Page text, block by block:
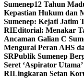
Sumenep12 Tahun
Kepastian Hukum dan
Sumenep: Kejati Jatim
RIEditorial: Menakar
Ancaman Galian C
Mengurai Peran AHS
SRPublik Sumenep
Seret ‘Aspirator
RILingkaran Setan